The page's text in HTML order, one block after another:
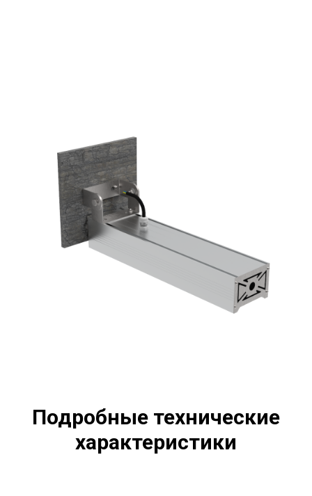
Подробные технические
характеристики